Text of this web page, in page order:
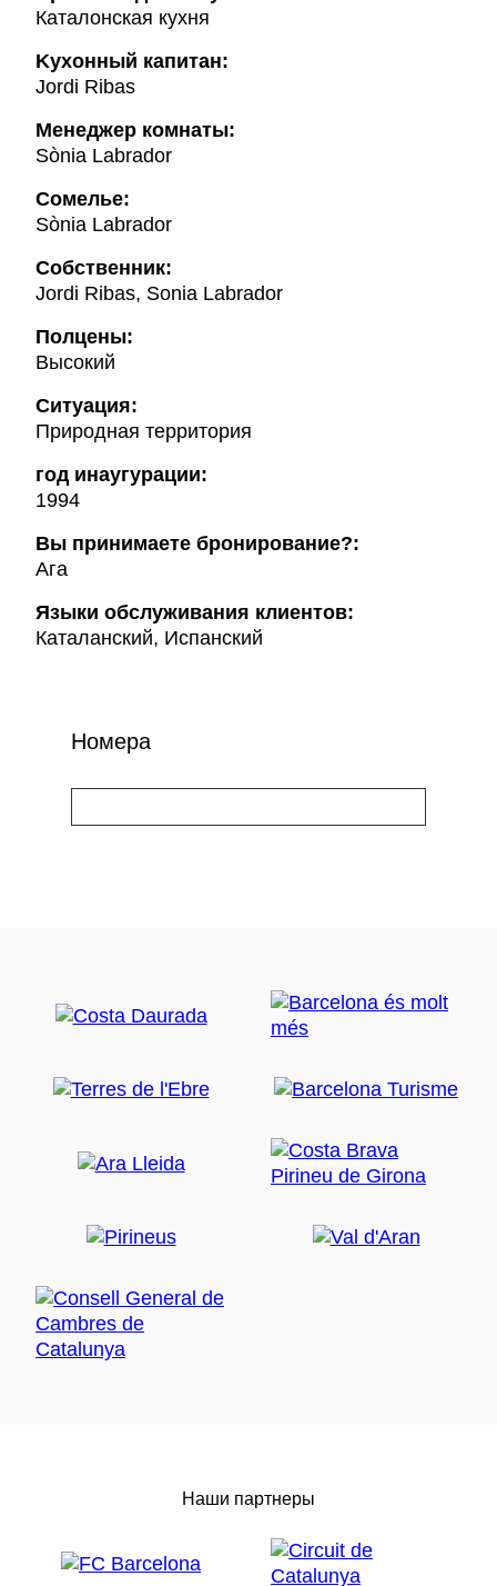
Каталонская кухня
Kухонный капитан:
Jordi Ribas
Менеджер комнаты:
Sònia Labrador
Cомелье:
Sònia Labrador
Собственник:
Jordi Ribas, Sonia Labrador
Полцены:
Высокий
Ситуация:
Природная территория
год инаугурации:
1994
Вы принимаете бронирование?:
Ага
Языки обслуживания клиентов:
Каталанский, Испанский
Номера
Наши партнеры